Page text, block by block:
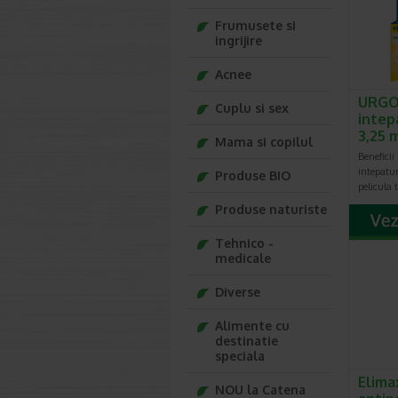
este
in
tantari
In
fata.
gura.
3,25
pelicula
Frumusete si
ingrijire
Acnee
Cuplu si sex
Mama si copilul
Produse BIO
Produse naturiste
Tehnico -
medicale
Diverse
Alimente cu
destinatie
speciala
NOU la Catena